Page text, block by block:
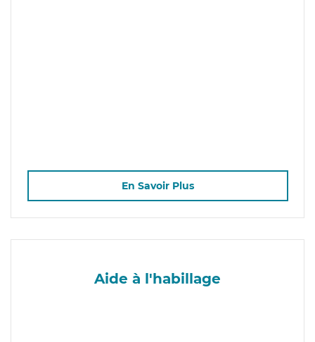
En Savoir Plus
Aide à l'habillage